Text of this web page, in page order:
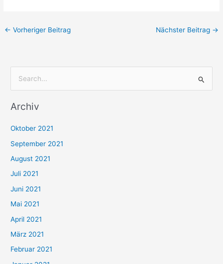
← Vorheriger Beitrag Nächster Beitrag →
c
n
n
a
c
h
:
Archiv
Oktober 2021
September 2021
August 2021
Juli 2021
Juni 2021
Mai 2021
April 2021
März 2021
Februar 2021